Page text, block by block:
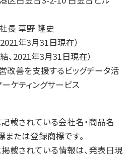
長 草野 隆史
年3月31日現在）
、2021年3月31日現在）
改善を支援するビッグデータ活
ケティングサービス
載されている会社名・商品名
または登録商標です。
掲載されている情報は、発表日現